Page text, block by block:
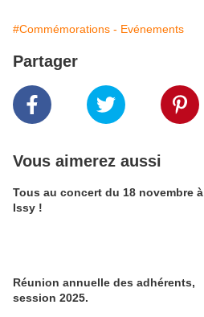
#Commémorations - Evénements
Partager
Vous aimerez aussi
Tous au concert du 18 novembre à
Issy !
Réunion annuelle des adhérents,
session 2025.